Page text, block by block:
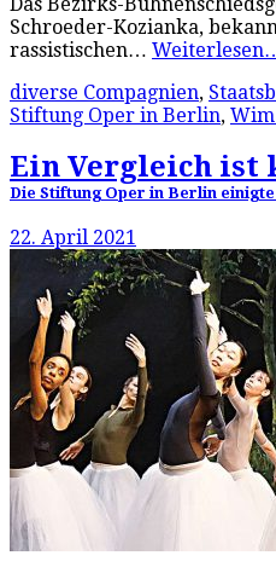
Schroeder-Kozianka,
rassistischen…
diverse Compagnien,
Stiftung Oper in Berlin,
Ein Vergleich ist
Die Stiftung Oper in Berlin
22. April 2021